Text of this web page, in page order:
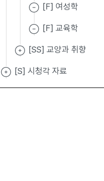
[F] 여성학
[F] 교육학
[SS] 교양과 취향
[S] 시청각 자료